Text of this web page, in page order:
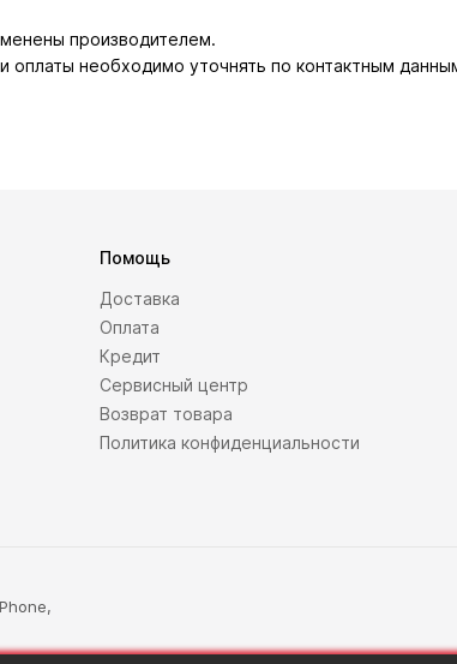
производителем.
необходимо уточнять по контактным
Помощь
Доставка
Оплата
Кредит
Сервисный центр
Возврат товара
Политика конфиденциальности